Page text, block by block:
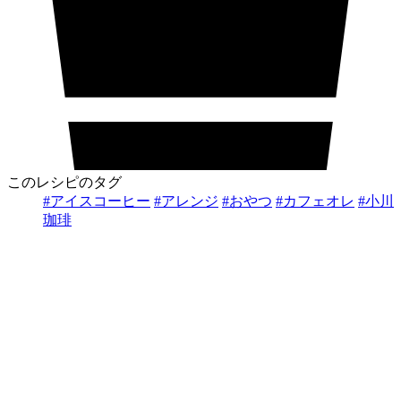
このレシピのタグ
#アイスコーヒー #アレンジ #おやつ #カフェオレ #小川
珈琲